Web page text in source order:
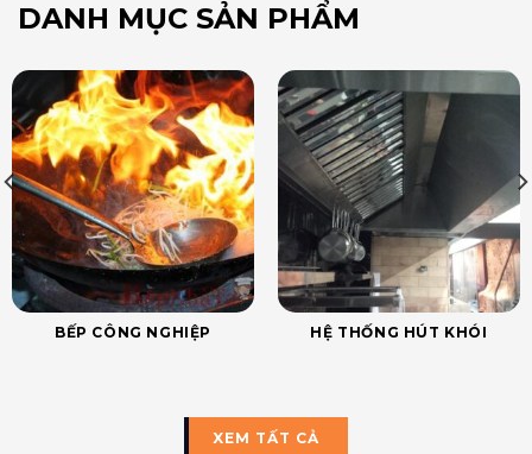
DANH MỤC SẢN PHẨM
BẾP CÔNG NGHIỆP HỆ THỐNG HÚT KHÓI
XEM TẤT CẢ